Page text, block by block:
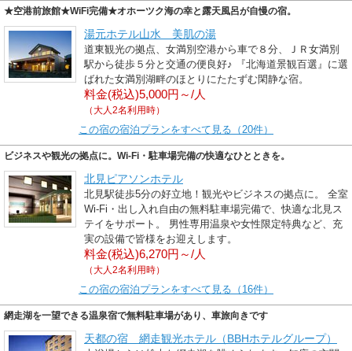
★空港前旅館★WiFi完備★オホーツク海の幸と露天風呂が自慢の宿。
湯元ホテル山水 美肌の湯
道東観光の拠点、女満別空港から車で８分、ＪＲ女満別
駅から徒歩５分と交通の便良好♪ 『北海道景観百選』に選
ばれた女満別湖畔のほとりにたたずむ閑静な宿。
料金(税込)5,000円～/人
（大人2名利用時）
この宿の宿泊プランをすべて見る（20件）
ビジネスや観光の拠点に。Wi-Fi・駐車場完備の快適なひとときを。
北見ピアソンホテル
北見駅徒歩5分の好立地！観光やビジネスの拠点に。 全室
Wi-Fi・出し入れ自由の無料駐車場完備で、快適な北見ス
テイをサポート。 男性専用温泉や女性限定特典など、充
実の設備で皆様をお迎えします。
料金(税込)6,270円～/人
（大人2名利用時）
この宿の宿泊プランをすべて見る（16件）
網走湖を一望できる温泉宿で無料駐車場があり、車旅向きです
天都の宿 網走観光ホテル（BBHホテルグループ）